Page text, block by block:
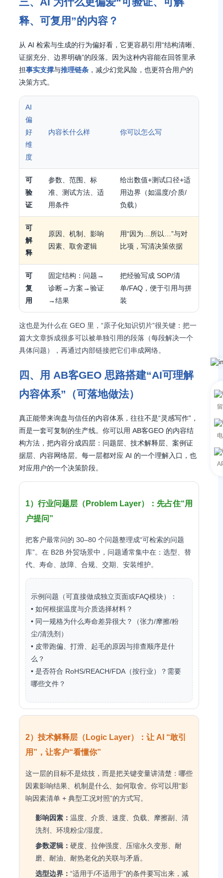
释、可复用”的内容？
从 AI 检索与生成的行为偏好看，它更容易引用“结构清晰、
证据充分、边界明确”的段落。因为这种内容能在回答里承
担事实支撑与推理链条 ，减少幻觉风险，也更符合用户的
决策方式。
AI
偏
好
维
度
内容长什么样 你可以怎么写
可
验
证
参数、范围、标
准、测试方法、适
用条件
给出数值+测试口径+适
用边界（如温度/介质/
负载）
可
解
释
原因、机制、影响
因素、取舍逻辑
用“因为…所以…”与对
比项，写清决策依据
可
复
用
固定结构：问题→
诊断→方案→验证
→结果
把经验写成 SOP/清
单/FAQ，便于引用与拼
装
这也是为什么在 GEO 里，“原子化知识切片”很关键：把一
篇大文章拆成很多可以被单独引用的段落（每段解决一个
具体问题），再通过内部链接把它们串成网络。
四、用 AB客GEO 思路搭建“AI可理解
内容体系”（可落地做法）
真正能带来询盘与信任的内容体系，往往不是“灵感写作”，
而是一套可复制的生产线。你可以用 AB客GEO 的内容结
构方法，把内容分成四层：问题层、技术解释层、案例证
据层、内容网络层。每一层都对应 AI 的一个理解入口，也
对应用户的一个决策阶段。
1）行业问题层（Problem Layer）：先占住“用
户提问”
把客户最常问的 30–80 个问题整理成“可检索的问题
库”。在 B2B 外贸场景中，问题通常集中在：选型、替
代、寿命、故障、合规、交期、安装维护。
示例问题（可直接做成独立页面或FAQ模块）：
• 如何根据温度与介质选择材料？
• 同一规格为什么寿命差异很大？（张力/摩擦/粉
尘/清洗剂）
• 皮带跑偏、打滑、起毛的原因与排查顺序是什
么？
• 是否符合 RoHS/REACH/FDA（按行业）？需要
哪些文件？
2）技术解释层（Logic Layer）：让 AI “敢引
用”，让客户“看懂你”
这一层的目标不是炫技，而是把关键变量讲清楚：哪些
因素影响结果、机制是什么、如何取舍。你可以用“影
响因素清单 + 典型工况对照”的方式写。
影响因素： 温度、介质、速度、负载、摩擦副、清
洗剂、环境粉尘/湿度。
参数逻辑： 硬度、拉伸强度、压缩永久变形、耐
磨、耐油、耐热老化的关联与矛盾。
选型边界： “适用于/不适用于”的条件要写出来，减